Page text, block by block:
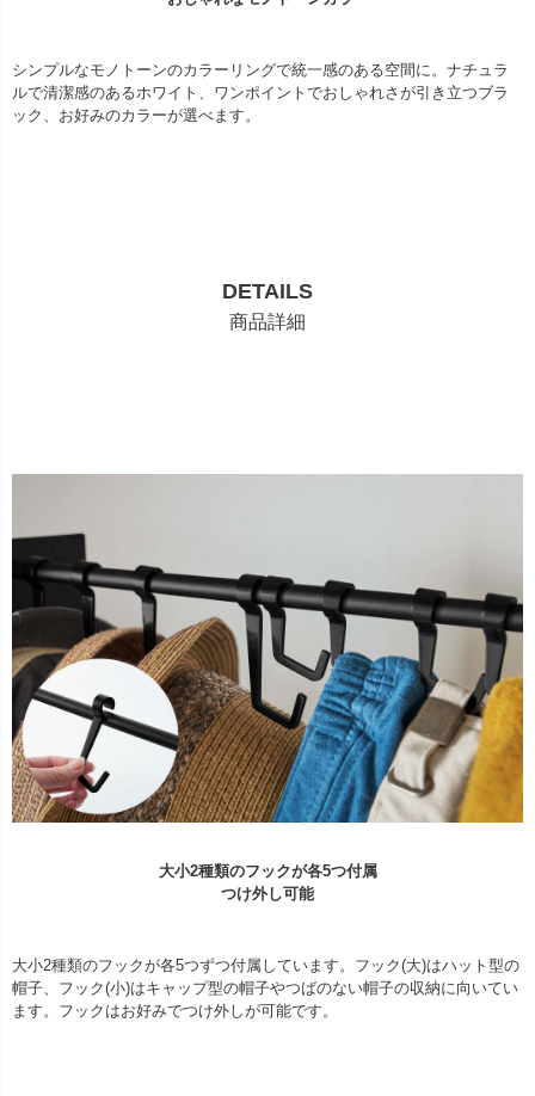
シンプルなモノトーンのカラーリングで統一感のある空間に。ナチュラ
ルで清潔感のあるホワイト、ワンポイントでおしゃれさが引き立つブラ
ック、お好みのカラーが選べます。
DETAILS
商品詳細
大小2種類のフックが各5つ付属
つけ外し可能
大小2種類のフックが各5つずつ付属しています。フック(大)はハット型の
帽子、フック(小)はキャップ型の帽子やつばのない帽子の収納に向いてい
ます。フックはお好みでつけ外しが可能です。